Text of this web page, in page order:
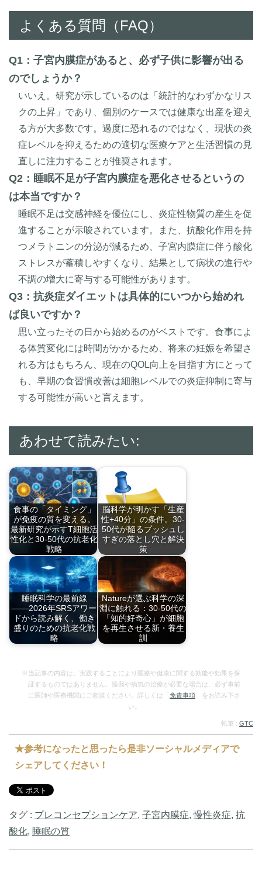
よくある質問（FAQ）
Q1：子宮内膜症があると、必ず子供に影響が出る
のでしょうか？
いいえ。研究が示しているのは「統計的なわずかなリス
クの上昇」であり、個別のケースでは健康な出産を迎え
る方が大多数です。過度に恐れるのではなく、現状の炎
症レベルを抑えるための適切な医療ケアと生活習慣の見
直しに注力することが推奨されます。
Q2：睡眠不足が子宮内膜症を悪化させるというの
は本当ですか？
睡眠不足は交感神経を優位にし、炎症性物質の産生を促
進することが示唆されています。また、抗酸化作用を持
つメラトニンの分泌が減るため、子宮内膜症に伴う酸化
ストレスが蓄積しやすくなり、結果として病状の進行や
不調の増大に寄与する可能性があります。
Q3：抗炎症ダイエットは具体的にいつから始めれ
ば良いですか？
思い立ったその日から始めるのがベストです。食事によ
る体質変化には時間がかかるため、将来の妊娠を希望さ
れる方はもちろん、現在のQOL向上を目指す方にとって
も、早期の食習慣改善は細胞レベルでの炎症抑制に寄与
する可能性が高いと言えます。
あわせて読みたい:
食事の「タイミング」
が免疫の質を変える。
最新研究が示すT細胞活
性化と30-50代の抗老化
戦略
最新の免疫代謝学に
よ…
脳科学が明かす「生産
性+40分」の条件。30-
50代が陥るプッシュし
すぎの落とし穴と解決
策
「昨日の自分」に勝
て…
睡眠科学の最前線
――2026年SRSアワー
ドから読み解く、働き
盛りのための抗老化戦
略
Natureが選ぶ科学の深
淵に触れる：30-50代の
「知的好奇心」が細胞
を再生させる新・養生
訓
※当記事の内容は、実践することにより医療や健康に関する効能や効果を保
証するものではありません。怪我や病気の治療が必要な場合は、必ず事前
に医師や医療機関にご相談ください。詳しくは「 免責事項 」をお読み下さ
い。
執筆 : GTC
★参考になったと思ったら是非ソーシャルメディアで
シェアしてください！
タグ : プレコンセプションケア, 子宮内膜症,慢性炎症, 抗
酸化, 睡眠の質